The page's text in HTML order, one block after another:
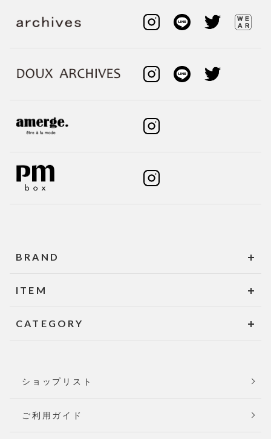
BRAND
ITEM
CATEGORY
ショップリスト
ご利用ガイド